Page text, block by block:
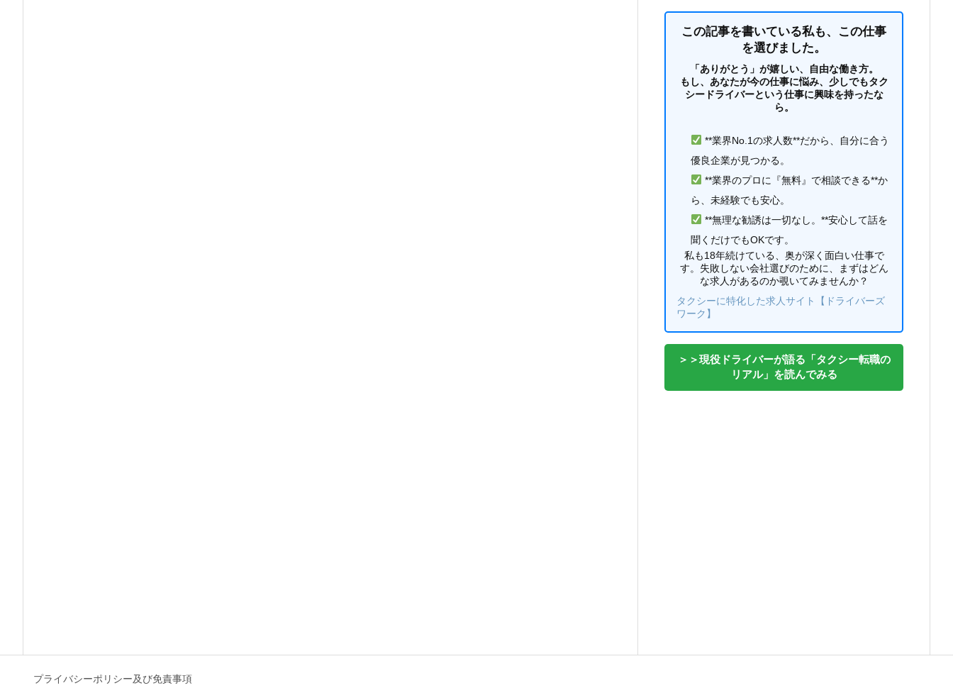
この記事を書いている私も、この仕事
を選びました。
「ありがとう」が嬉しい、自由な働き方。
もし、あなたが今の仕事に悩み、少しでもタク
シードライバーという仕事に興味を持ったな
ら。
**業界No.1の求人数**だから、自分に合う
優良企業が見つかる。
**業界のプロに『無料』で相談できる**か
ら、未経験でも安心。
**無理な勧誘は一切なし。**安心して話を
聞くだけでもOKです。
私も18年続けている、奥が深く面白い仕事で
す。失敗しない会社選びのために、まずはどん
な求人があるのか覗いてみませんか？
タクシーに特化した求人サイト【ドライバーズ
ワーク】
＞＞現役ドライバーが語る「タクシー転職の
リアル」を読んでみる
プライバシーポリシー及び免責事項